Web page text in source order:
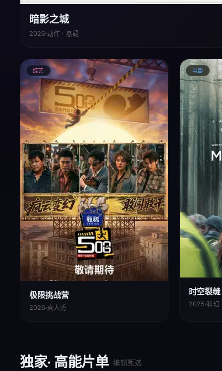
暗影之城
2026 动作 · 悬疑
综艺
极限挑战营
2026 真人秀
电影
时空裂缝
2025 科幻
独家· 高能片单· 编辑甄选